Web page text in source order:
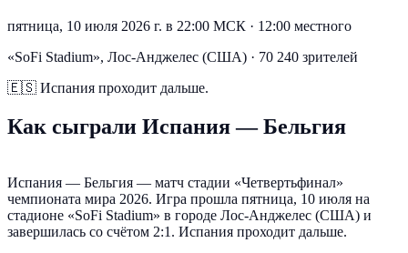
пятница, 10 июля 2026 г. в 22:00 МСК · 12:00 местного
«SoFi Stadium», Лос-Анджелес (США) · 70 240 зрителей
🇪🇸 Испания проходит дальше.
Как сыграли Испания — Бельгия
Испания — Бельгия — матч стадии «Четвертьфинал»
чемпионата мира 2026. Игра прошла пятница, 10 июля на
стадионе «SoFi Stadium» в городе Лос-Анджелес (США) и
завершилась со счётом 2:1. Испания проходит дальше.